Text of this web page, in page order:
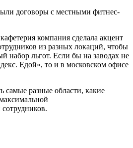
договоры с местными фитнес-
компания сделала акцент
из разных локаций, чтобы
набор льгот. Если бы на заводах не
Едой», то и в московском офисе
самые разные области, какие